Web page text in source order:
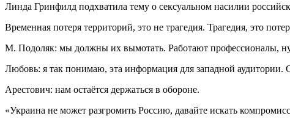
Линда Гринфилд подхватила тему о сексуальном насилии
Временная потеря территорий, это не трагедия. Трагедия, это
М. Подоляк: мы должны их вымотать. Работают профессионалы,
Любовь: я так понимаю, эта информация для западной аудитории.
Арестович: нам остаётся держаться в обороне.
«Украина не может разгромить Россию, давайте искать